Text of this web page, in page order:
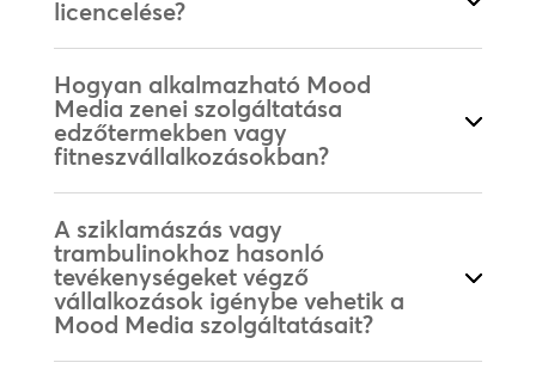
licencelése?
Hogyan alkalmazható Mood
Media zenei szolgáltatása
edzőtermekben vagy
fitneszvállalkozásokban?
A sziklamászás vagy
trambulinokhoz hasonló
tevékenységeket végző
vállalkozások igénybe vehetik a
Mood Media szolgáltatásait?